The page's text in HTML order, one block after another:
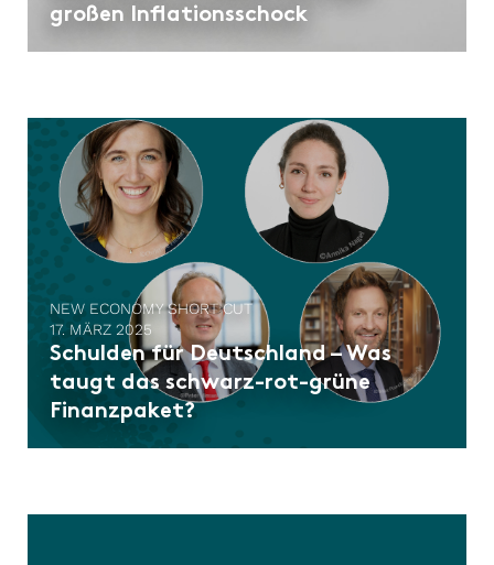
großen Inflationsschock
NEW ECONOMY SHORT CUT
17. MÄRZ 2025
Schulden für Deutschland – Was
taugt das schwarz-rot-grüne
Finanzpaket?